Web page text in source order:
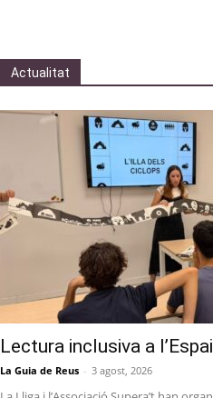
Actualitat
Lectura inclusiva a
La Guia de Reus - 3 agost, 2026